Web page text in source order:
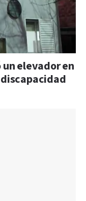
elevador en